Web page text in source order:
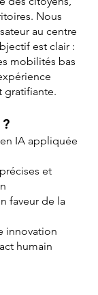
Nous
au centre
est clair :
mobilités bas
gratifiante.
IA appliquée
et
faveur de la
innovation
humain